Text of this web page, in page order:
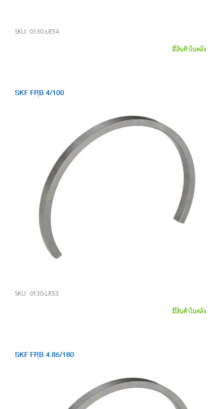
SKU: 0130-LR54
มีสินค้าในคลัง
SKF FRB 4/100
SKU: 0130-LR53
มีสินค้าในคลัง
SKF FRB 4.85/180